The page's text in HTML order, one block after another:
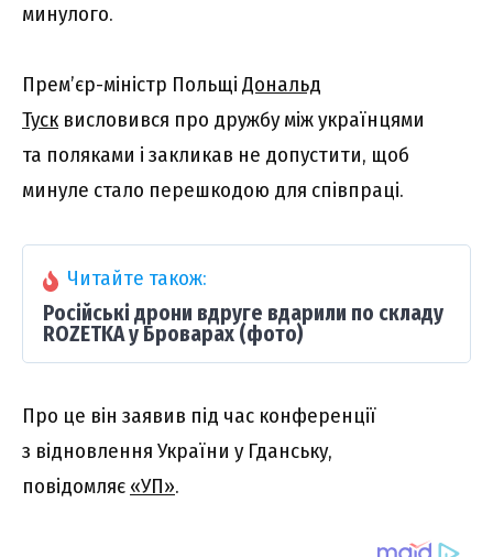
минулого.
Прем’єр-міністр Польщі Дональд
Туск висловився про дружбу між українцями
та поляками і закликав не допустити, щоб
минуле стало перешкодою для співпраці.
Читайте також:
Російські дрони вдруге вдарили по складу
ROZETKA у Броварах (фото)
Про це він заявив під час конференції
з відновлення України у Гданську,
повідомляє «УП».